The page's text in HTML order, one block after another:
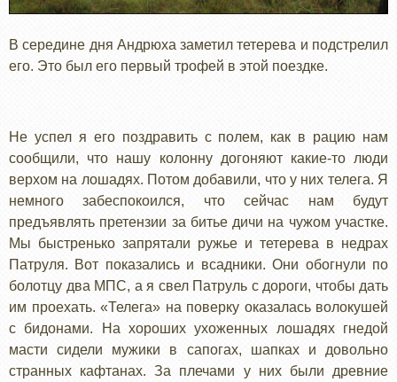
В середине дня Андрюха заметил тетерева и подстрелил
его. Это был его первый трофей в этой поездке.
Не успел я его поздравить с полем, как в рацию нам
сообщили, что нашу колонну догоняют какие-то люди
верхом на лошадях. Потом добавили, что у них телега. Я
немного забеспокоился, что сейчас нам будут
предъявлять претензии за битье дичи на чужом участке.
Мы быстренько запрятали ружье и тетерева в недрах
Патруля. Вот показались и всадники. Они обогнули по
болотцу два МПС, а я свел Патруль с дороги, чтобы дать
им проехать. «Телега» на поверку оказалась волокушей
с бидонами. На хороших ухоженных лошадях гнедой
масти сидели мужики в сапогах, шапках и довольно
странных кафтанах. За плечами у них были древние